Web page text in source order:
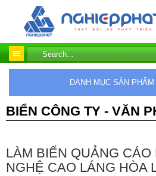
DANH MỤC SẢN PHẨM
BIỂN CÔNG TY - VĂN
LÀM BIỂN QUẢNG CÁO
NGHỆ CAO LÁNG HÒA